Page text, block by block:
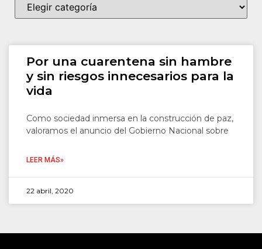
Por una cuarentena sin hambre
y sin riesgos innecesarios para la
vida
Como sociedad inmersa en la construcción de paz,
valoramos el anuncio del Gobierno Nacional sobre
LEER MÁS»
22 abril, 2020